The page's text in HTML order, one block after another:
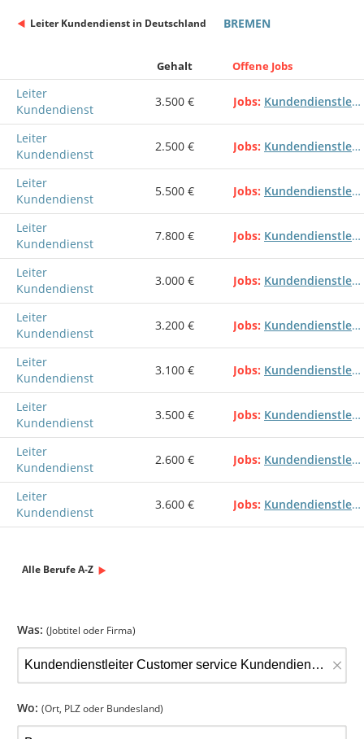
Leiter Kundendienst in Deutschland BREMEN
Gehalt Offene Jobs
Leiter
Kundendienst
3.500 € Jobs Kundendienstleiter Customer service Kundendienstleitung Kundendienst
Leiter
Kundendienst
2.500 € Jobs Kundendienstleiter Customer service Kundendienstleitung Kundendienst
Leiter
Kundendienst
5.500 € Jobs Kundendienstleiter Customer service Kundendienstleitung Kundendienst
Leiter
Kundendienst
7.800 € Jobs Kundendienstleiter Customer service Kundendienstleitung Kundendienst
Leiter
Kundendienst
3.000 € Jobs Kundendienstleiter Customer service Kundendienstleitung Kundendienst
Leiter
Kundendienst
3.200 € Jobs Kundendienstleiter Customer service Kundendienstleitung Kundendienst
Leiter
Kundendienst
3.100 € Jobs Kundendienstleiter Customer service Kundendienstleitung Kundendienst
Leiter
Kundendienst
3.500 € Jobs Kundendienstleiter Customer service Kundendienstleitung Kundendienst
Leiter
Kundendienst
2.600 € Jobs Kundendienstleiter Customer service Kundendienstleitung Kundendienst
Leiter
Kundendienst
3.600 € Jobs Kundendienstleiter Customer service Kundendienstleitung Kundendienst
Alle Berufe A-Z
Was: (Jobtitel oder Firma)
×
Wo: (Ort, PLZ oder Bundesland)